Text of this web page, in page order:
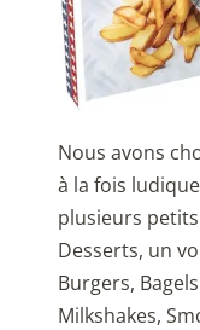
Nous avons
à la fois
plusieurs
Desserts, un
Burgers,
Milkshakes,